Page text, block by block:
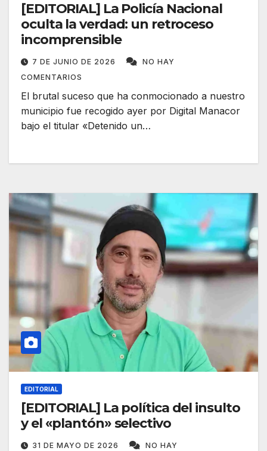
[EDITORIAL] La Policía Nacional
oculta la verdad: un retroceso
incomprensible
7 DE JUNIO DE 2026
NO HAY
COMENTARIOS
El brutal suceso que ha conmocionado a nuestro
municipio fue recogido ayer por Digital Manacor
bajo el titular «Detenido un…
EDITORIAL
[EDITORIAL] La política del insulto
y el «plantón» selectivo
31 DE MAYO DE 2026
NO HAY